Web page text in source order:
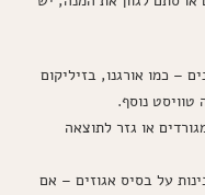
– כמו אורגנו, בזיליקום
טוויסט נוסף.
או גזר לתוצאה
על בסיס אגוזים – אם